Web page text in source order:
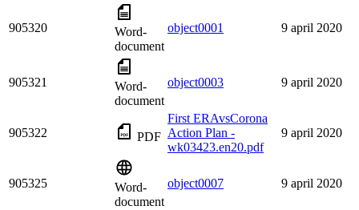
905320
Word-
document
object0001 9 april 2020
905321
Word-
document
object0003 9 april 2020
905322 PDF
First ERAvsCorona
Action Plan -
wk03423.en20.pdf
9 april 2020
905325
Word-
document
object0007 9 april 2020